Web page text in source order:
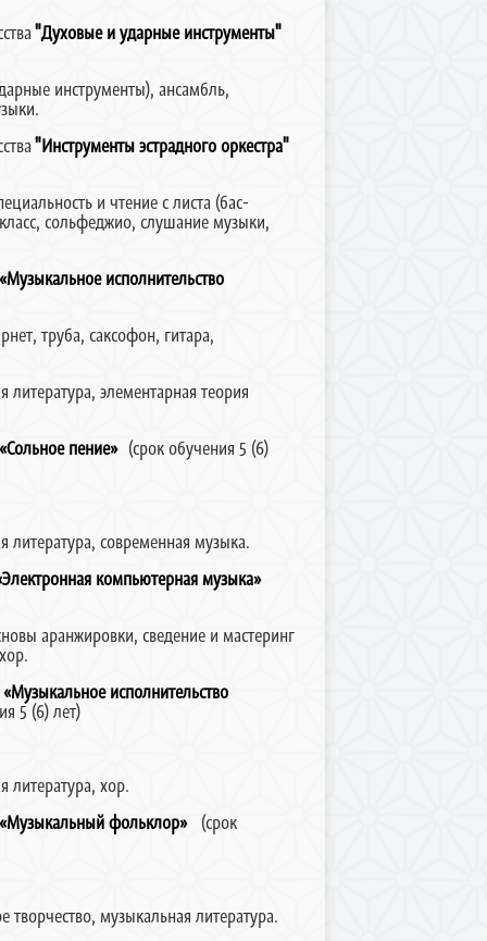
"Духовые и ударные инструменты"
инструменты), ансамбль,
"Инструменты эстрадного оркестра"
и чтение с листа (бас-
сольфеджио, слушание музыки,
«Музыкальное исполнительство
труба, саксофон, гитара,
элементарная теория
«Сольное пение» (срок обучения 5 (6)
современная музыка.
компьютерная музыка»
аранжировки, сведение и мастеринг
«Музыкальное исполнительство
5 (6) лет)
литература, хор.
«Музыкальный фольклор»
(срок
музыкальная литература.